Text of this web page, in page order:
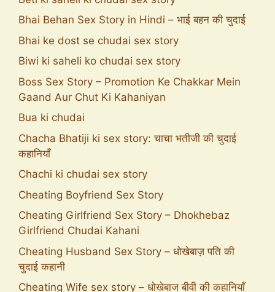
Bhai Behan Sex Story in Hindi – भाई बहन की चुदाई
Bhai ke dost se chudai sex story
Biwi ki saheli ko chudai sex story
Boss Sex Story – Promotion Ke Chakkar Mein
Gaand Aur Chut Ki Kahaniyan
Bua ki chudai
Chacha Bhatiji ki sex story: चाचा भतीजी की चुदाई
कहानियाँ
Chachi ki chudai sex story
Cheating Boyfriend Sex Story
Cheating Girlfriend Sex Story – Dhokhebaz
Girlfriend Chudai Kahani
Cheating Husband Sex Story – धोखेबाज़ पति की
चुदाई कहानी
Cheating Wife sex story – धोखेबाज बीवी की कहानियाँ